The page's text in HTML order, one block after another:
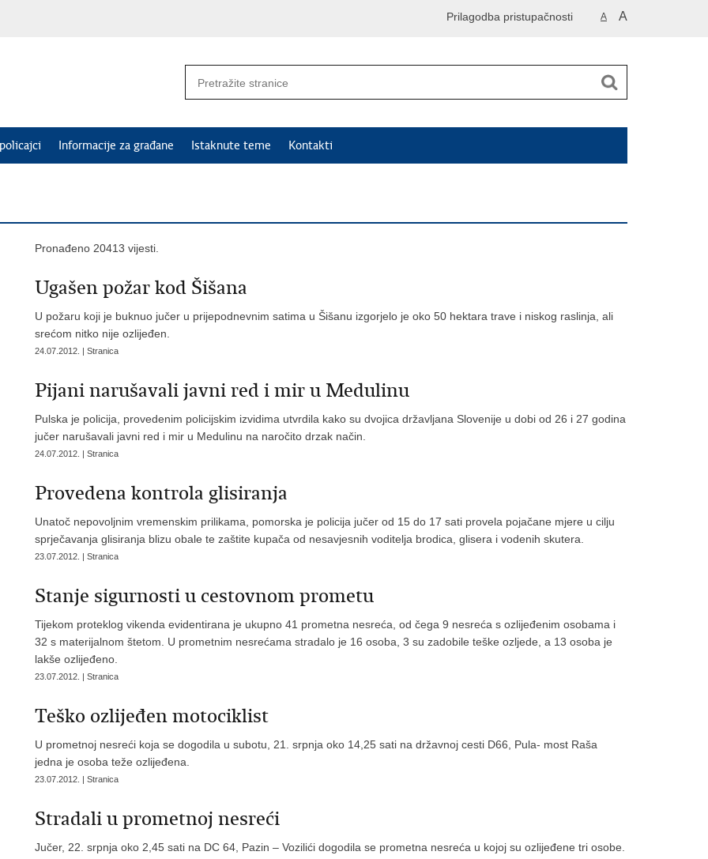
A A
Prilagodba pristupačnosti
Informacije za građane Istaknute teme Kontakti
Pronađeno 20413 vijesti.
Ugašen požar kod Šišana
U požaru koji je buknuo jučer u prijepodnevnim satima u Šišanu izgorjelo je oko 50 hektara trave i niskog raslinja, ali
srećom nitko nije ozlijeđen.
24.07.2012. | Stranica
Pijani narušavali javni red i mir u Medulinu
Pulska je policija, provedenim policijskim izvidima utvrdila kako su dvojica državljana Slovenije u dobi od 26 i 27 godina
jučer narušavali javni red i mir u Medulinu na naročito drzak način.
24.07.2012. | Stranica
Provedena kontrola glisiranja
Unatoč nepovoljnim vremenskim prilikama, pomorska je policija jučer od 15 do 17 sati provela pojačane mjere u cilju
sprječavanja glisiranja blizu obale te zaštite kupača od nesavjesnih voditelja brodica, glisera i vodenih skutera.
23.07.2012. | Stranica
Stanje sigurnosti u cestovnom prometu
Tijekom proteklog vikenda evidentirana je ukupno 41 prometna nesreća, od čega 9 nesreća s ozlijeđenim osobama i
32 s materijalnom štetom. U prometnim nesrećama stradalo je 16 osoba, 3 su zadobile teške ozljede, a 13 osoba je
lakše ozlijeđeno.
23.07.2012. | Stranica
Teško ozlijeđen motociklist
U prometnoj nesreći koja se dogodila u subotu, 21. srpnja oko 14,25 sati na državnoj cesti D66, Pula- most Raša
jedna je osoba teže ozlijeđena.
23.07.2012. | Stranica
Stradali u prometnoj nesreći
Jučer, 22. srpnja oko 2,45 sati na DC 64, Pazin – Vozilići dogodila se prometna nesreća u kojoj su ozlijeđene tri osobe.